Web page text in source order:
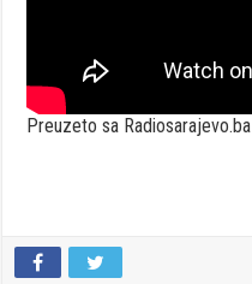
Preuzeto sa Radiosarajevo.ba